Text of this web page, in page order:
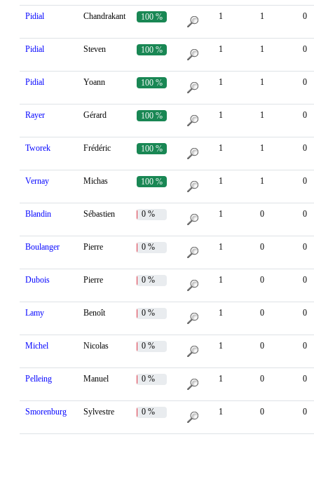
Pidial Chandrakant 100 % 1 1 0
Pidial Steven 100 % 1 1 0
Pidial Yoann 100 % 1 1 0
Rayer Gérard 100 % 1 1 0
Tworek Frédéric 100 % 1 1 0
Vernay Michas 100 % 1 1 0
Blandin Sébastien 0 % 1 0 0
Boulanger Pierre 0 % 1 0 0
Dubois Pierre 0 % 1 0 0
Lamy Benoît 0 % 1 0 0
Michel Nicolas 0 % 1 0 0
Pelleing Manuel 0 % 1 0 0
Smorenburg Sylvestre 0 % 1 0 0